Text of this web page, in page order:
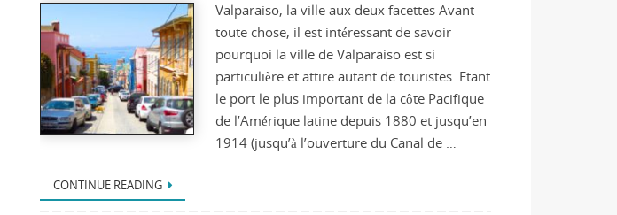
Valparaiso, la ville aux deux facettes Avant
toute chose, il est intéressant de savoir
pourquoi la ville de Valparaiso est si
particulière et attire autant de touristes. Etant
le port le plus important de la côte Pacifique
de l’Amérique latine depuis 1880 et jusqu’en
1914 (jusqu’à l’ouverture du Canal de …
CONTINUE READING